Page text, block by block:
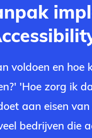
voldoen en hoe
'Hoe zorg ik
aan eisen
bedrijven die